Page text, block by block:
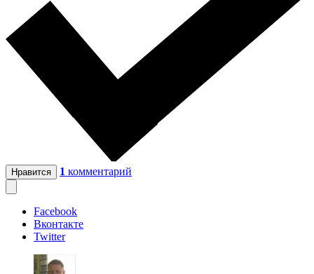
Нравится 1 комментарий
Facebook
Вконтакте
Twitter